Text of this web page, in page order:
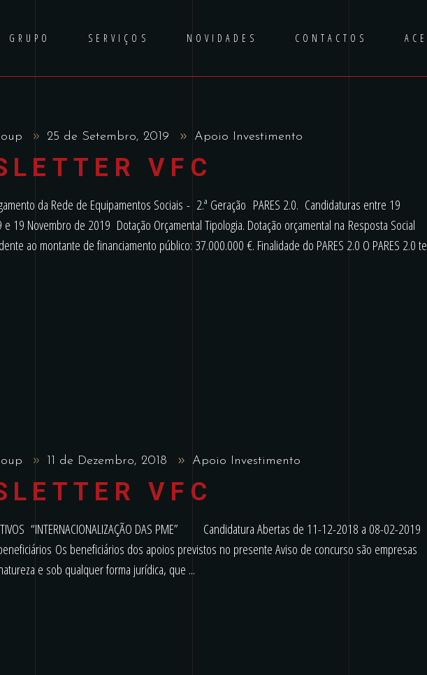
GRUPO SERVIÇOS NOVIDADES CONTACTOS
25 de Setembro, 2019 Apoio Investimento
VFC
da Rede de Equipamentos Sociais - 2.ª Geração PARES 2.0. Candidaturas entre 19
19 Novembro de 2019 Dotação Orçamental Tipologia. Dotação orçamental na Resposta Social
ao montante de financiamento público: 37.000.000 €. Finalidade do PARES 2.0 O PARES 2.0
11 de Dezembro, 2018 Apoio Investimento
VFC
“INTERNACIONALIZAÇÃO DAS PME” Candidatura Abertas de 11-12-2018 a 08-02-
Os beneficiários dos apoios previstos no presente Aviso de concurso são empresas
e sob qualquer forma jurídica, que